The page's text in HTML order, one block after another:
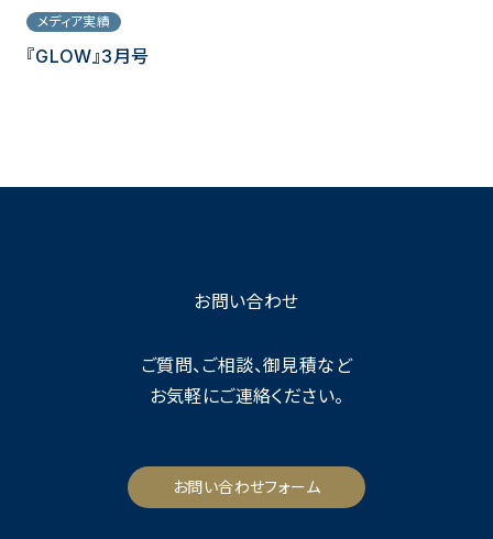
メディア実績
『GLOW』3月号
お問い合わせ
ご質問、ご相談、御見積など
お気軽にご連絡ください。
お問い合わせフォーム